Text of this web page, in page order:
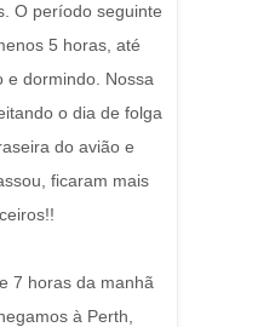
O período seguinte
5 horas, até
e dormindo. Nossa
o dia de folga
do avião e
ficaram mais
7 horas da manhã
à Perth,